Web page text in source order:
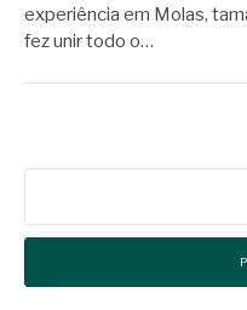
experiência em Molas,
fez unir todo o…